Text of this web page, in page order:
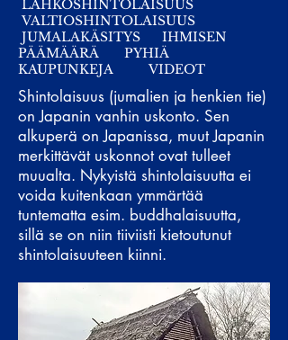
LAHKOSHINTOLAISUUS
VALTIOSHINTOLAISUUS
JUMALAKÄSITYS
IHMISEN
PÄÄMÄÄRÄ
PYHIÄ
KAUPUNKEJA
VIDEOT
Shintolaisuus (jumalien ja henkien tie)
on Japanin vanhin uskonto. Sen
alkuperä on Japanissa, muut Japanin
merkittävät uskonnot ovat tulleet
muualta. Nykyistä shintolaisuutta ei
voida kuitenkaan ymmärtää
tuntematta esim. buddhalaisuutta,
sillä se on niin tiiviisti kietoutunut
shintolaisuuteen kiinni.